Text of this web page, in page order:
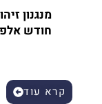
מנגנון
חודש
קרא עוד